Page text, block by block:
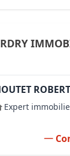
ROBERT
Expert